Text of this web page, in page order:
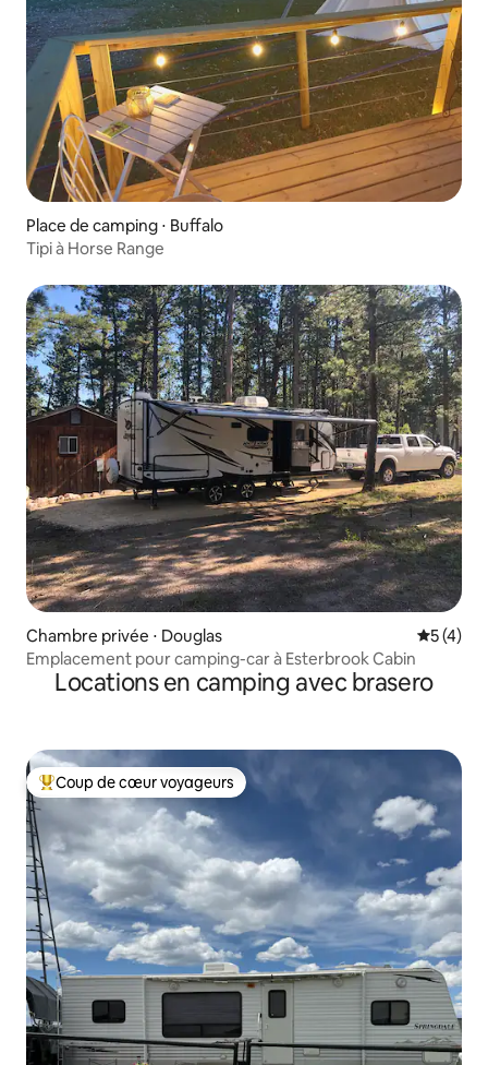
Place de camping ⋅ Buffalo
Tipi à Horse Range
Chambre privée ⋅ Douglas
5 (4)
Emplacement pour camping-car à Esterbrook Cabin
Locations en camping avec brasero
Coups de cœur voyageurs les plus appréciés
Coup de cœur voyageurs